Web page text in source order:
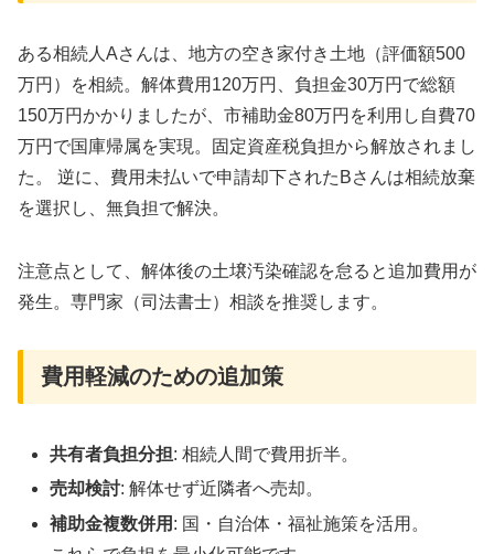
ある相続人Aさんは、地方の空き家付き土地（評価額500
万円）を相続。解体費用120万円、負担金30万円で総額
150万円かかりましたが、市補助金80万円を利用し自費70
万円で国庫帰属を実現。固定資産税負担から解放されまし
た。 逆に、費用未払いで申請却下されたBさんは相続放棄
を選択し、無負担で解決。
注意点として、解体後の土壌汚染確認を怠ると追加費用が
発生。専門家（司法書士）相談を推奨します。
費用軽減のための追加策
共有者負担分担: 相続人間で費用折半。
売却検討: 解体せず近隣者へ売却。
補助金複数併用 : 国・自治体・福祉施策を活用。